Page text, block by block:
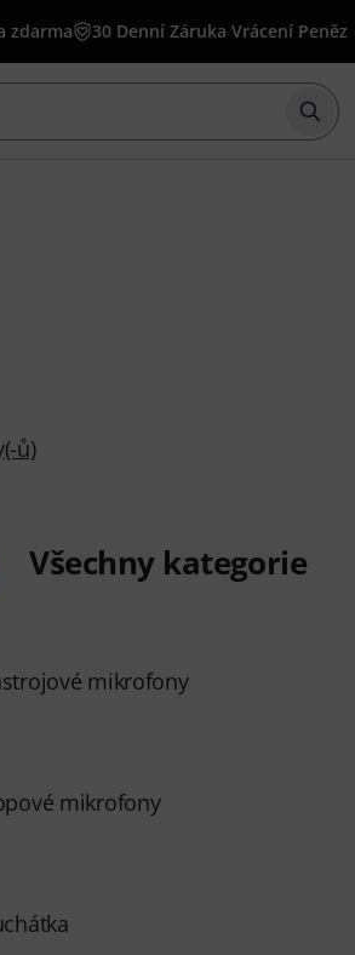
zdarma 30 Denní Záruka Vrácení Peněz
ů)
Všechny kategorie
mikrofony
mikrofony